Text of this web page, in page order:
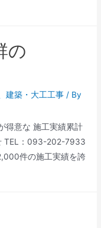
の
、建築・大工工事 / By
得意な 施工実績累計
TEL：093-202-7933
件の施工実績を誇